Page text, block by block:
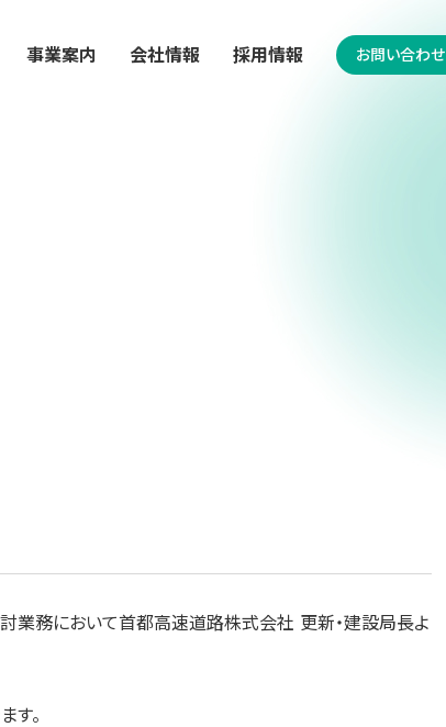
事業案内 会社情報 採用情報 お問い合わせ
務において首都高速道路株式会社 更新・建設局長よ
す。